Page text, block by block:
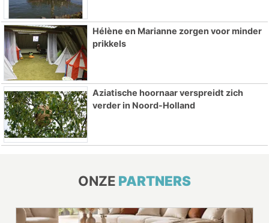
Hélène en Marianne zorgen voor minder
prikkels
Aziatische hoornaar verspreidt zich
verder in Noord-Holland
ONZE PARTNERS